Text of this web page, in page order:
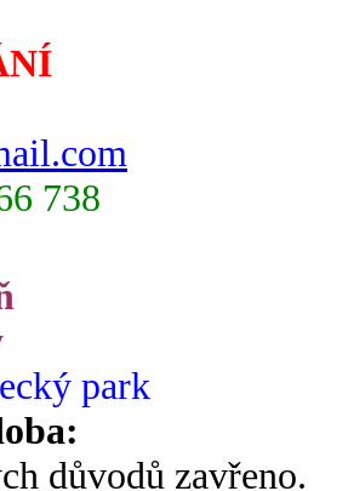
738
park
důvodů zavřeno.